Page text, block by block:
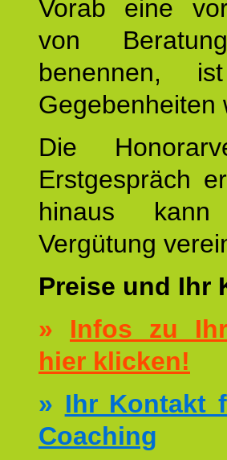
Vorab eine
von
benennen,
Gegebenheiten
Die
Erstgespräch
hinaus
Vergütung
Preise und Ihr
» Infos zu
hier klicken!
» Ihr Kontakt
Coaching